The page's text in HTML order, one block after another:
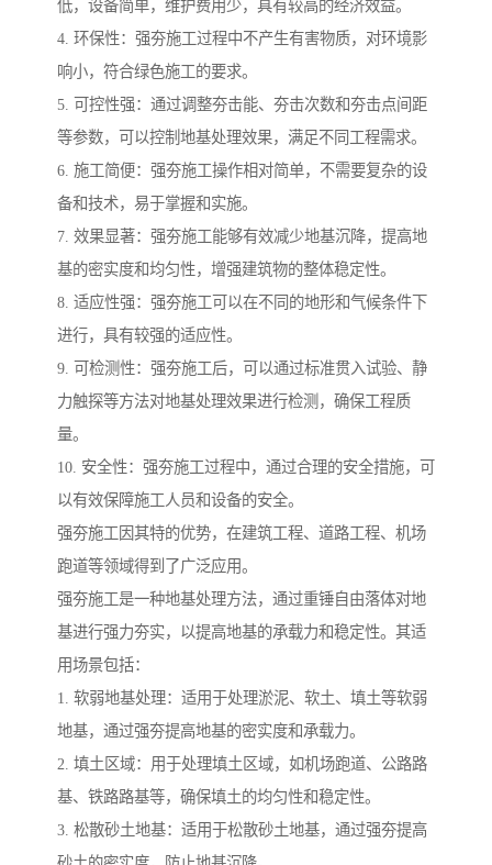
低，设备简单，维护费用少，具有较高的经济效益。
4. 环保性：强夯施工过程中不产生有害物质，对环境影
响小，符合绿色施工的要求。
5. 可控性强：通过调整夯击能、夯击次数和夯击点间距
等参数，可以控制地基处理效果，满足不同工程需求。
6. 施工简便：强夯施工操作相对简单，不需要复杂的设
备和技术，易于掌握和实施。
7. 效果显著：强夯施工能够有效减少地基沉降，提高地
基的密实度和均匀性，增强建筑物的整体稳定性。
8. 适应性强：强夯施工可以在不同的地形和气候条件下
进行，具有较强的适应性。
9. 可检测性：强夯施工后，可以通过标准贯入试验、静
力触探等方法对地基处理效果进行检测，确保工程质
量。
10. 安全性：强夯施工过程中，通过合理的安全措施，可
以有效保障施工人员和设备的安全。
强夯施工因其特的优势，在建筑工程、道路工程、机场
跑道等领域得到了广泛应用。
强夯施工是一种地基处理方法，通过重锤自由落体对地
基进行强力夯实，以提高地基的承载力和稳定性。其适
用场景包括：
1. 软弱地基处理：适用于处理淤泥、软土、填土等软弱
地基，通过强夯提高地基的密实度和承载力。
2. 填土区域：用于处理填土区域，如机场跑道、公路路
基、铁路路基等，确保填土的均匀性和稳定性。
3. 松散砂土地基：适用于松散砂土地基，通过强夯提高